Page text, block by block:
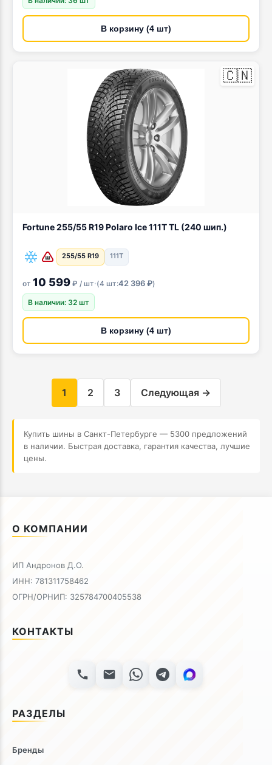
В корзину (4 шт)
🇨🇳
Fortune 255/55 R19 Polaro Ice 111T TL (240 шип.)
255/55 R19 111T
от 10 599 ₽ / шт·(4 шт:42 396 ₽)
В наличии: 32 шт
В корзину (4 шт)
1 2 3 Следующая →
Купить шины в Санкт-Петербурге — 5300 предложений
в наличии. Быстрая доставка, гарантия качества, лучшие
цены.
О КОМПАНИИ
ИП Андронов Д.О.
ИНН: 781311758462
ОГРН/ОРНИП: 325784700405538
КОНТАКТЫ
РАЗДЕЛЫ
Бренды